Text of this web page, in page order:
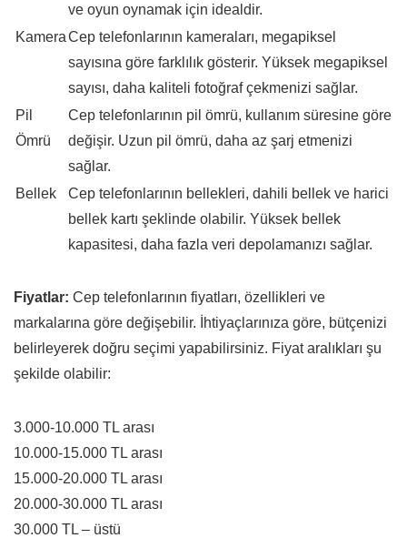
ve oyun oynamak için idealdir.
KameraCep telefonlarının kameraları, megapiksel
sayısına göre farklılık gösterir. Yüksek megapiksel
sayısı, daha kaliteli fotoğraf çekmenizi sağlar.
Pil
Ömrü
Cep telefonlarının pil ömrü, kullanım süresine göre
değişir. Uzun pil ömrü, daha az şarj etmenizi
sağlar.
Bellek
Cep telefonlarının bellekleri, dahili bellek ve harici
bellek kartı şeklinde olabilir. Yüksek bellek
kapasitesi, daha fazla veri depolamanızı sağlar.
Fiyatlar: Cep telefonlarının fiyatları, özellikleri ve
markalarına göre değişebilir. İhtiyaçlarınıza göre, bütçenizi
belirleyerek doğru seçimi yapabilirsiniz. Fiyat aralıkları şu
şekilde olabilir:
3.000-10.000 TL arası
10.000-15.000 TL arası
15.000-20.000 TL arası
20.000-30.000 TL arası
30.000 TL – üstü